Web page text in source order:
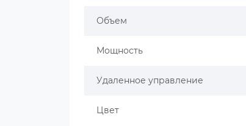
Объем
Мощность
Удаленное управление
Цвет